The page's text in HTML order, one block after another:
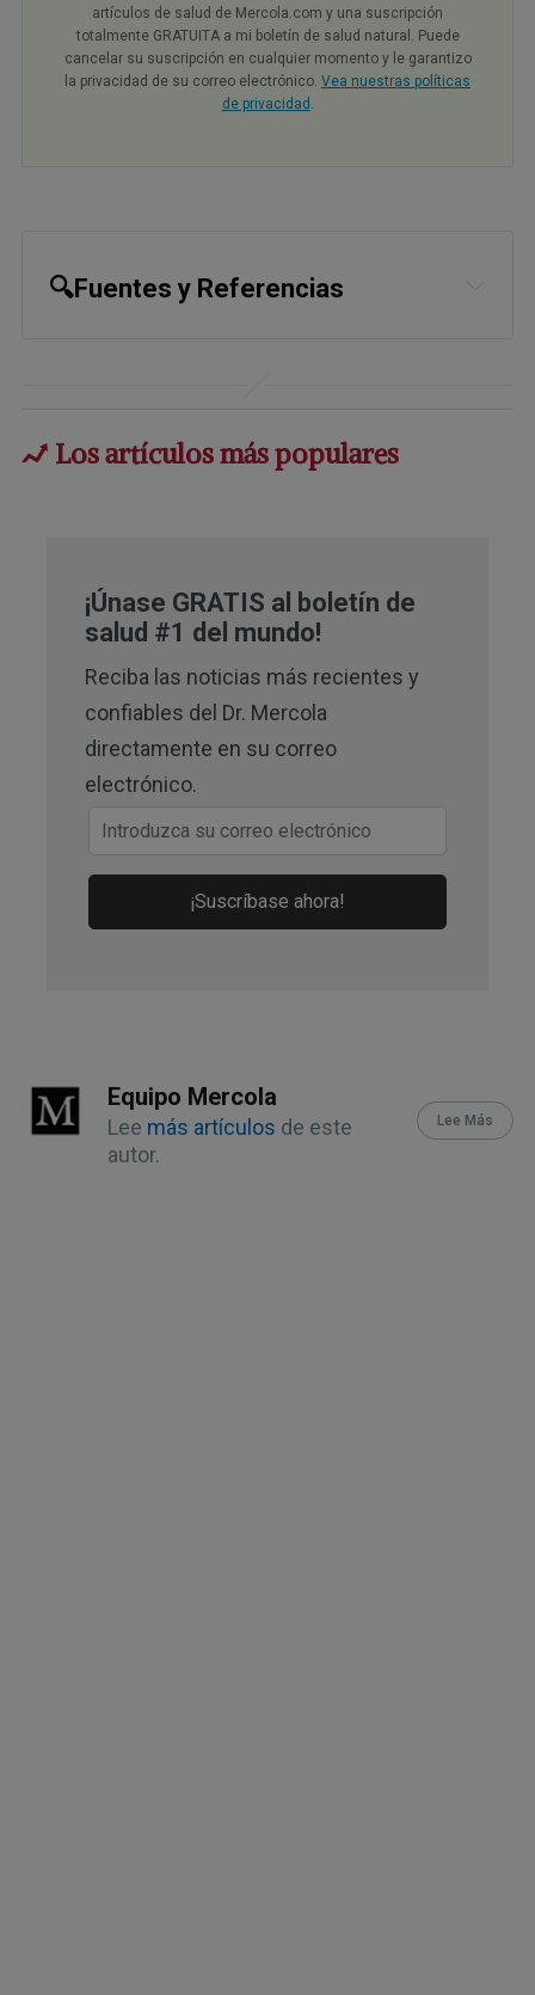
artículos de salud de Mercola.com y una suscripción
totalmente GRATUITA a mi boletín de salud natural. Puede
cancelar su suscripción en cualquier momento y le garantizo
la privacidad de su correo electrónico. Vea nuestras políticas
de privacidad
🔍Fuentes y Referencias
3,
New Hope Network February 9,
7 Osteoporosis International January
2014; Volume 25, Issue 1, 131-140
(Archived)
8 National Institutes of Health February
11, 2016
Am J Epidemiol 2017; 185 (3):212-
223
Mayo Clinic 1998-2024
Science Daily, January 24, 2017
Los artículos más populares
¡Únase GRATIS al boletín de
salud #1 del mundo!
Reciba las noticias más recientes y
confiables del Dr. Mercola
directamente en su correo
electrónico.
¡Suscríbase ahora!
Equipo Mercola
Lee más artículos de este
autor.
Lee Más